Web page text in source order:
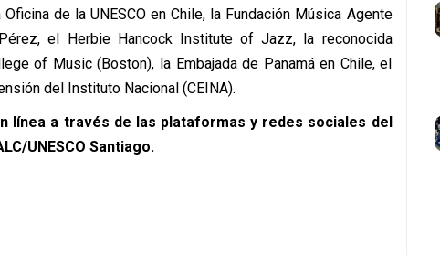
de la UNESCO en Chile, la Fundación Música Agente
el Herbie Hancock Institute of Jazz, la reconocida
of Music (Boston), la Embajada de Panamá en Chile, el
del Instituto Nacional (CEINA).
línea a través de las plataformas y redes sociales del
UNESCO Santiago.